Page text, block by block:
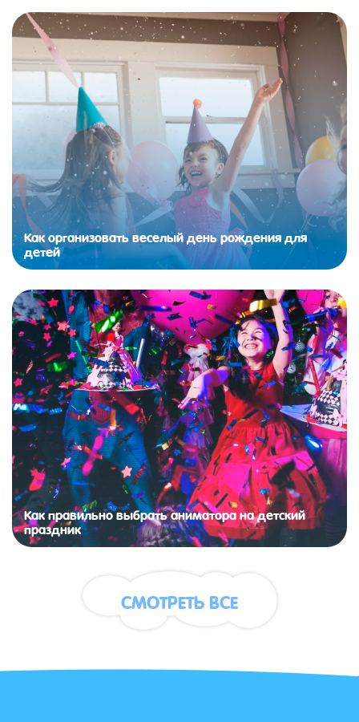
Как организовать веселый день рождения для
детей
Как правильно выбрать аниматора на детский
праздник
СМОТРЕТЬ ВСЕ